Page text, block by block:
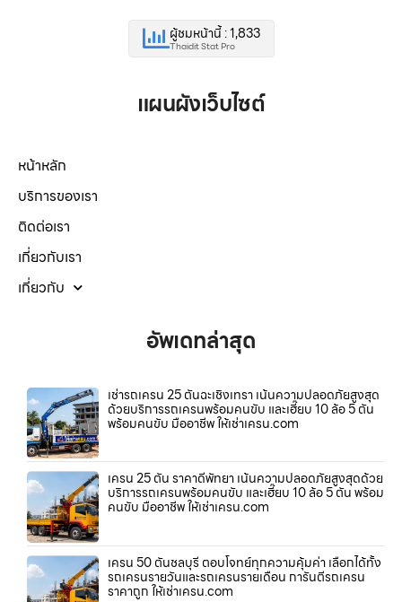
ผู้ชมหน้านี้ : 1,833
Thaidit Stat Pro
แผนผังเว็บไซต์
หน้าหลัก
บริการของเรา
ติดต่อเรา
เกี่ยวกับเรา
เกี่ยวกับ
อัพเดทล่าสุด
เช่ารถเครน 25 ตันฉะเชิงเทรา เน้นความปลอดภัยสูงสุด
ด้วยบริการรถเครนพร้อมคนขับ และเฮี๊ยบ 10 ล้อ 5 ตัน
พร้อมคนขับ มืออาชีพ ให้เช่าเครน.com
เครน 25 ตัน ราคาดีพัทยา เน้นความปลอดภัยสูงสุดด้วย
บริการรถเครนพร้อมคนขับ และเฮี๊ยบ 10 ล้อ 5 ตัน พร้อม
คนขับ มืออาชีพ ให้เช่าเครน.com
เครน 50 ตันชลบุรี ตอบโจทย์ทุกความคุ้มค่า เลือกได้ทั้ง
รถเครนรายวันและรถเครนรายเดือน การันตีรถเครน
ราคาถูก ให้เช่าเครน.com